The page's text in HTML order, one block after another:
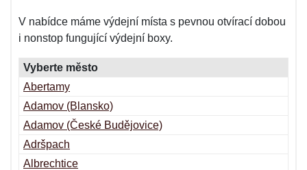
V nabídce máme výdejní místa s pevnou otvírací dobou
i nonstop fungující výdejní boxy.
Vyberte město
Abertamy
Adamov (Blansko)
Adamov (České Budějovice)
Adršpach
Albrechtice